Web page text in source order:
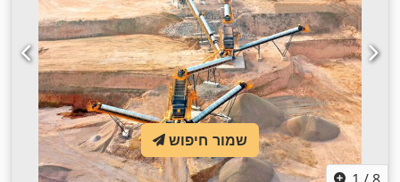
שמור חיפוש